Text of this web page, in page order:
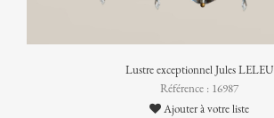
Lustre exceptionnel Jules LELEU
Référence : 16987
Ajouter à votre liste